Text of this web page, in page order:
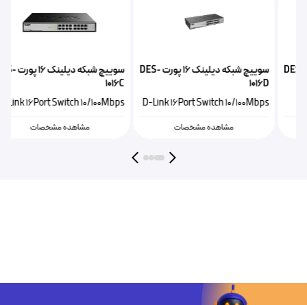
سوییچ شبکه دیلینک ۱۶ پورت DES-
D-Link 16Port Switch 100Mbps
مشاهده مشخصات
سوییچ شبکه دیلینک ۱۶ پورت DES-
D-Link 16Port Switch 10/100Mbps
مشاهده مشخصات